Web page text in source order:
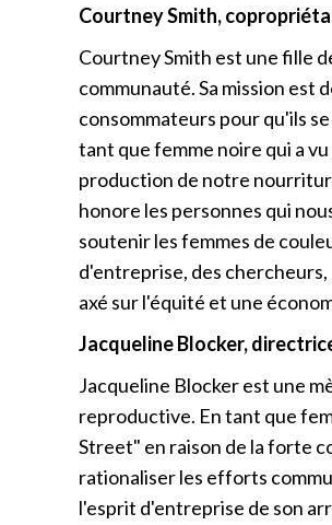
Courtney Smith,
Courtney Smith est une fille
communauté. Sa mission est
consommateurs pour qu'ils
tant que femme noire qui a
production de notre
honore les personnes qui
soutenir les femmes de
d'entreprise, des
axé sur l'équité et une
Jacqueline Blocker,
Jacqueline Blocker est une
reproductive. En tant que
Street" en raison de la forte
rationaliser les efforts
l'esprit d'entreprise de son